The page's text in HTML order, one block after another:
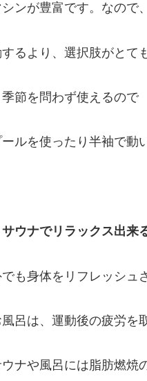
ンが豊富です。なので、
るより、選択肢がとて
季節を問わず使えるので
ルを使ったり半袖で動
ウナでリラックス出来
も身体をリフレッシュ
呂は、運動後の疲労を
ウナや風呂には脂肪燃焼